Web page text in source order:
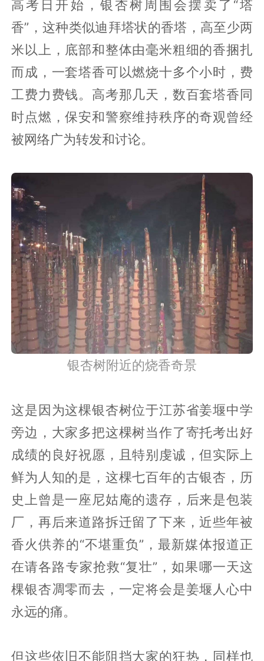
素，就是教育。
谈及教育，不得不说说姜堰镇上一则奇
观：每逢农历初一十五，姜堰老百姓会自
发在姜堰南街尽头烧香祭拜，祭拜的对象
是一棵约有700年历史的银杏树，尤其在
高考日开始，银杏树周围会摆卖了“塔
米以上，底部和整体由毫米粗细的香捆扎
而成，一套塔香可以燃烧十多个小时，费
工费力费钱。高考那几天，数百套塔香同
时点燃，保安和警察维持秩序的奇观曾经
被网络广为转发和讨论。
银杏树附近的烧香奇景
这是因为这棵银杏树位于江苏省姜堰中学
旁边，大家多把这棵树当作了寄托考出好
成绩的良好祝愿，且特别虔诚，但实际上
鲜为人知的是，这棵七百年的古银杏，历